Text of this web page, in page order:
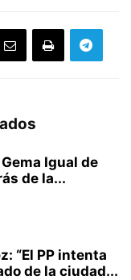
Gema Igual de
de la...
“El PP intenta
de la ciudad...